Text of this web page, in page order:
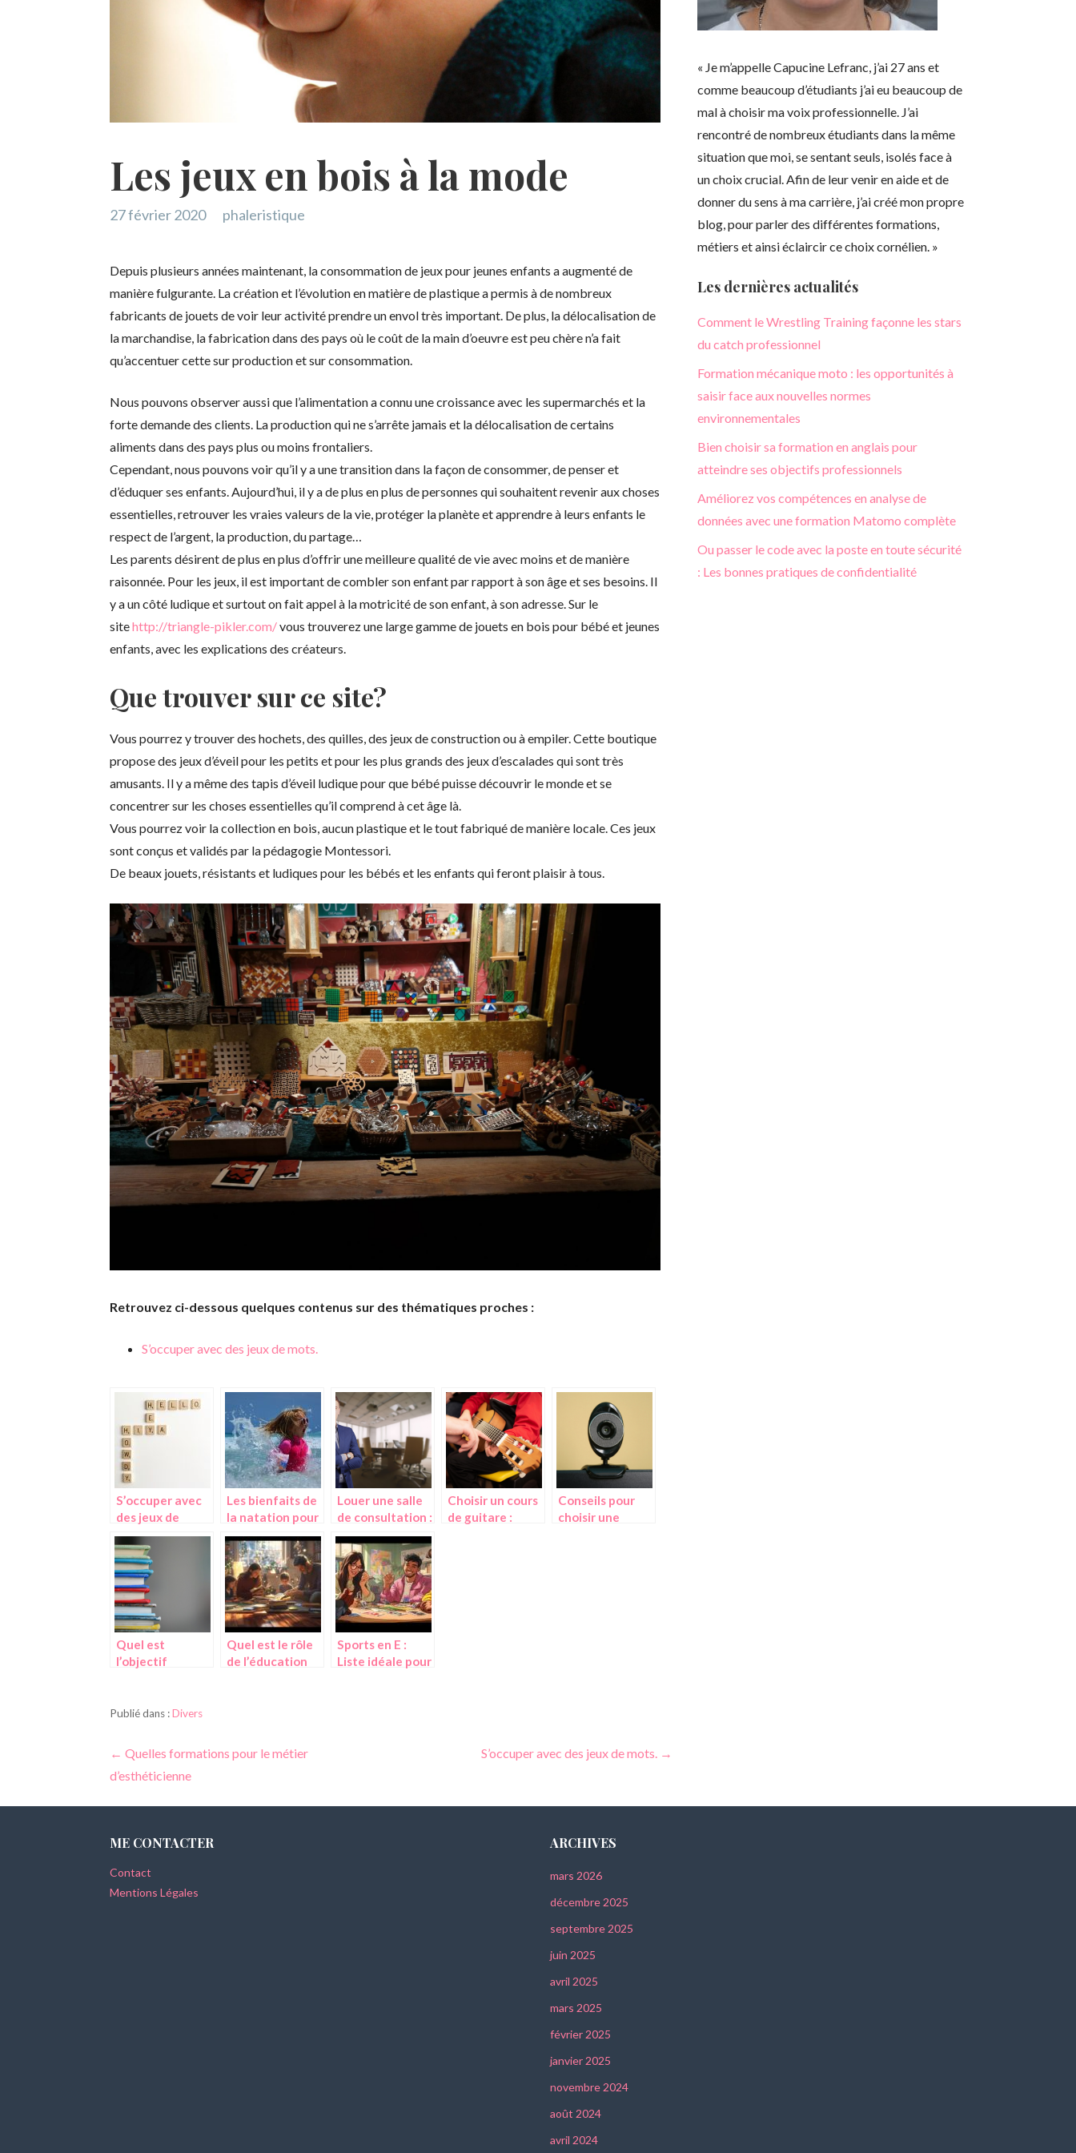
Les jeux en bois à la mode
27 février 2020 phaleristique
Depuis plusieurs années maintenant, la consommation de jeux pour jeunes enfants a augmenté de
manière fulgurante. La création et l’évolution en matière de plastique a permis à de nombreux
fabricants de jouets de voir leur activité prendre un envol très important. De plus, la délocalisation de
la marchandise, la fabrication dans des pays où le coût de la main d’oeuvre est peu chère n’a fait
qu’accentuer cette sur production et sur consommation.
Nous pouvons observer aussi que l’alimentation a connu une croissance avec les supermarchés et la
forte demande des clients. La production qui ne s’arrête jamais et la délocalisation de certains
aliments dans des pays plus ou moins frontaliers.
Cependant, nous pouvons voir qu’il y a une transition dans la façon de consommer, de penser et
d’éduquer ses enfants. Aujourd’hui, il y a de plus en plus de personnes qui souhaitent revenir aux choses
essentielles, retrouver les vraies valeurs de la vie, protéger la planète et apprendre à leurs enfants le
respect de l’argent, la production, du partage…
Les parents désirent de plus en plus d’offrir une meilleure qualité de vie avec moins et de manière
raisonnée. Pour les jeux, il est important de combler son enfant par rapport à son âge et ses besoins. Il
y a un côté ludique et surtout on fait appel à la motricité de son enfant, à son adresse. Sur le
sitehttp://triangle-pikler.com/vous trouverez une large gamme de jouets en bois pour bébé et jeunes
enfants, avec les explications des créateurs.
Que trouver sur ce site?
Vous pourrez y trouver des hochets, des quilles, des jeux de construction ou à empiler. Cette boutique
propose des jeux d’éveil pour les petits et pour les plus grands des jeux d’escalades qui sont très
amusants. Il y a même des tapis d’éveil ludique pour que bébé puisse découvrir le monde et se
concentrer sur les choses essentielles qu’il comprend à cet âge là.
Vous pourrez voir la collection en bois, aucun plastique et le tout fabriqué de manière locale. Ces jeux
sont conçus et validés par la pédagogie Montessori.
De beaux jouets, résistants et ludiques pour les bébés et les enfants qui feront plaisir à tous.
Retrouvez ci-dessous quelques contenus sur des thématiques proches :
S’occuper avec des jeux de mots.
S’occuper avec
des jeux de
mots.
Les bienfaits de
la natation pour
les enfants
Louer une salle
de consultation :
avantages et
conseils lors du
choix
Choisir un cours
de guitare :
Conseils pour
choisir une
Quel est
l’objectif
Quel est le rôle
de l’éducation
Sports en E :
Liste idéale pour
Publié dans :Divers
Navigation
l’article
← Quelles formations pour le métier
d’esthéticienne
S’occuper avec des jeux de mots. →
« Je m’appelle Capucine Lefranc, j’ai 27 ans et
comme beaucoup d’étudiants j’ai eu beaucoup de
mal à choisir ma voix professionnelle.J’ai
rencontré de nombreux étudiants dans la même
situation que moi, se sentant seuls, isolés face à
un choix crucial.Afin de leur venir en aide et de
donner du sens à ma carrière, j’ai créé mon propre
blog, pour parler des différentes formations,
métiers et ainsi éclaircir ce choix cornélien.»
Les dernières actualités
Comment le Wrestling Training façonne les stars
du catch professionnel
Formation mécanique moto : les opportunités à
saisir face aux nouvelles normes
environnementales
Bien choisir sa formation en anglais pour
atteindre ses objectifs professionnels
Améliorez vos compétences en analyse de
données avec une formation Matomo complète
Ou passer le code avec la poste en toute sécurité
: Les bonnes pratiques de confidentialité
ME CONTACTER
Contact
Mentions Légales
ARCHIVES
mars 2026
décembre 2025
septembre 2025
juin 2025
avril 2025
mars 2025
février 2025
janvier 2025
novembre 2024
août 2024
avril 2024